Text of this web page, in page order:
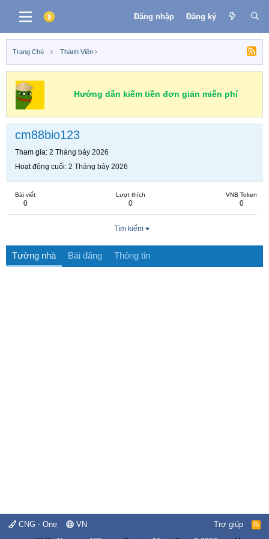
Đăng nhập Đăng ký
Trang Chủ Thành Viên
Hướng dẫn kiếm tiền đơn giản miễn phí
cm88bio123
Tham gia 2 Tháng bảy 2026
Hoạt động cuối 2 Tháng bảy 2026
Bài viết
0
Lượt thích
0
VNB Token
0
Tìm kiếm
Tường nhà Bài đăng Thông tin
CNG - One VN Trợ giúp
R